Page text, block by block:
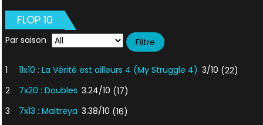
FLOP 10
Par saison
1 11x10 : La Vérité est ailleurs 4 (My Struggle 4) 3/10 (22)
2
7x20 : Doubles 3.24/10 (17)
3
7x13 : Maitreya 3.38/10 (16)